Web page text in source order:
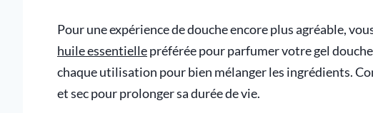
Pour une expérience de douche encore plus agréable,
huile essentiellepréférée pour parfumer votre gel
chaque utilisation pour bien mélanger les ingrédients.
et sec pour prolonger sa durée de vie.